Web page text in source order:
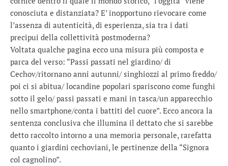
conosciuta e distanziata? E’ inopportuno rievocare come
l’assenza di autenticità, di esperienza, sia tra i dati
precipui della collettività postmoderna?
Voltata qualche pagina ecco una misura più composta e
parca del verso: “Passi passati nel giardino/ di
Cechov/ritornano anni autunni/ singhiozzi al primo freddo/
poi ci si abitua/ locandine popolari spariscono come funghi
sotto il gelo/ passi passati e mani in tasca/un apparecchio
nello smartphone/conta i battiti del cuore”. Ecco ancora la
sentenza conclusiva che illumina il dettato che si sarebbe
detto raccolto intorno a una memoria personale, rarefatta
quanto i giardini cechoviani, le pertinenze della “Signora
col cagnolino”.